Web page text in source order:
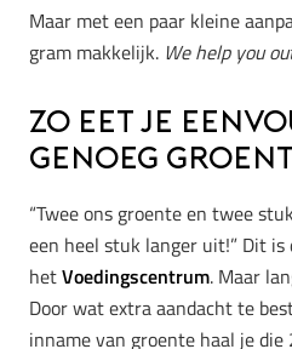
Maar met een paar kleine
gram makkelijk. We help you
Zo eet je
genoeg
“Twee ons groente en twee
een heel stuk langer uit!” Dit is
hetVoedingscentrum. Maar
Door wat extra aandacht te
inname van groente haal je